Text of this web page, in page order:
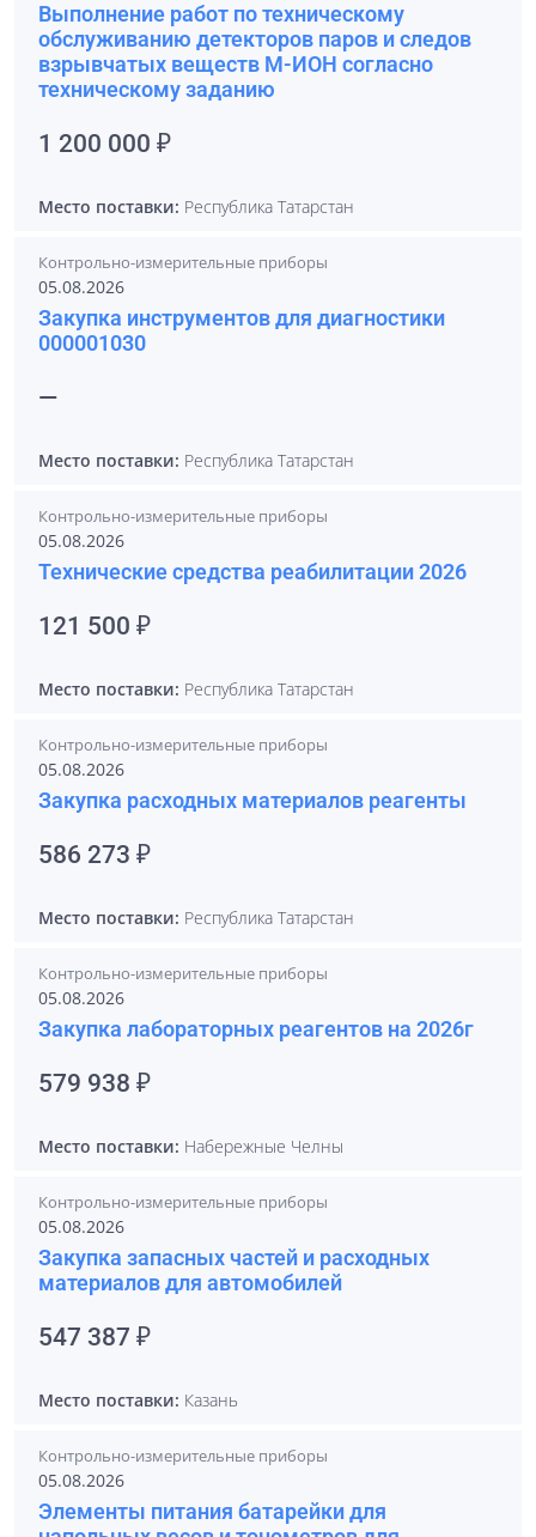
Выполнение работ по техническому
обслуживанию детекторов паров и следов
взрывчатых веществ М-ИОН согласно
техническому заданию
1 200 000 ₽
Место поставки: Республика Татарстан
Контрольно-измерительные приборы
05.08.2026
Закупка инструментов для диагностики
000001030
—
Место поставки: Республика Татарстан
Контрольно-измерительные приборы
05.08.2026
Технические средства реабилитации 2026
121 500 ₽
Место поставки: Республика Татарстан
Контрольно-измерительные приборы
05.08.2026
Закупка расходных материалов реагенты
586 273 ₽
Место поставки: Республика Татарстан
Контрольно-измерительные приборы
05.08.2026
Закупка лабораторных реагентов на 2026г
579 938 ₽
Место поставки: Набережные Челны
Контрольно-измерительные приборы
05.08.2026
Закупка запасных частей и расходных
материалов для автомобилей
547 387 ₽
Место поставки: Казань
Контрольно-измерительные приборы
05.08.2026
Элементы питания батарейки для